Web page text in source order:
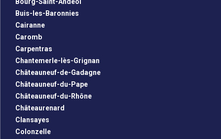
Bourg-Saint-Andéol
Buis-les-Baronnies
Cairanne
Caromb
Carpentras
Chantemerle-lès-Grignan
Châteauneuf-de-Gadagne
Châteauneuf-du-Pape
Châteauneuf-du-Rhône
Châteaurenard
Clansayes
Colonzelle